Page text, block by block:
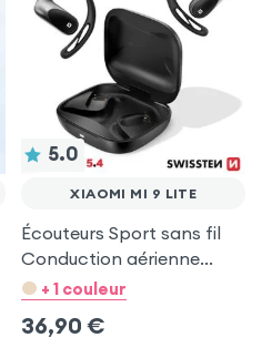
5.0
XIAOMI MI 9 LITE
Écouteurs Sport sans fil
Conduction aérienne
Swissten Run Noir pour
+ 1 couleur
36,90 €